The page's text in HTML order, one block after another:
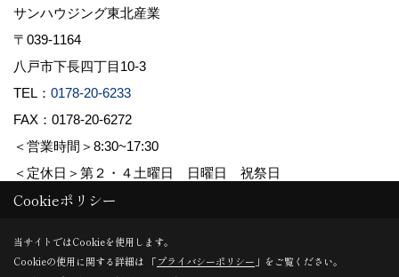
サンハウジング東北産業
〒039-1164
八戸市下長四丁目10-3
TEL： 0178-20-6233
FAX：0178-20-6272
＜営業時間＞8:30~17:30
＜定休日＞第２・４土曜日 日曜日 祝祭日
Copyright (c) 株式会社東北産業. All Rights Reserved.
Produced byゴデスクリエイト
Cookieポリシー
当サイトではCookieを使用します。
Cookieの使用に関する詳細は 「プライバシーポリシー 」をご覧ください。